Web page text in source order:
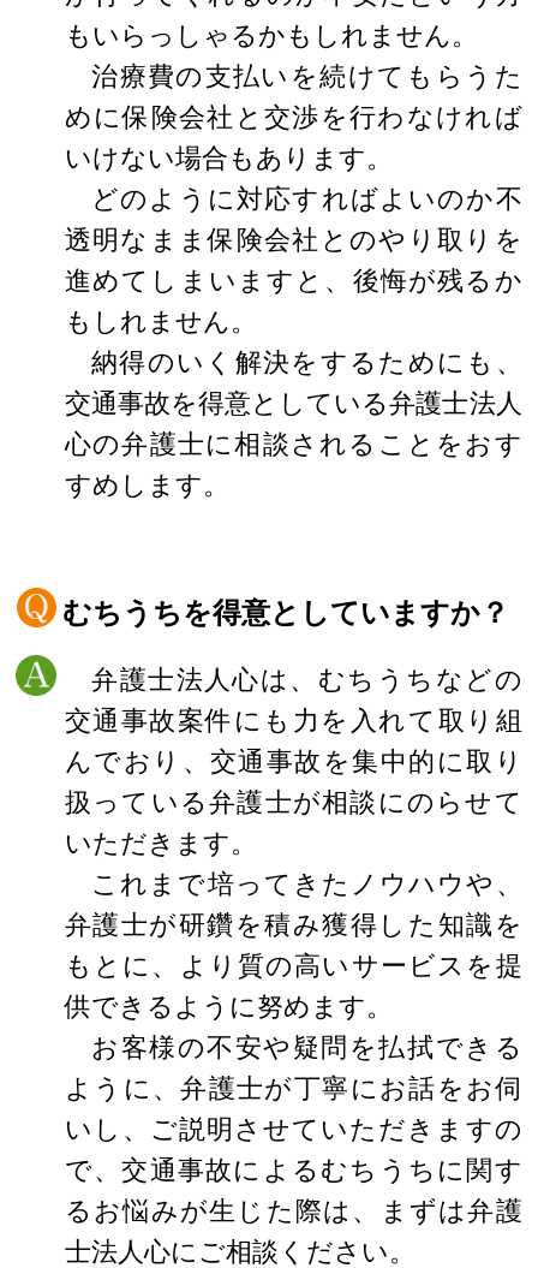
もいらっしゃるかもしれません。
治療費の支払いを続けてもらうた
めに保険会社と交渉を行わなければ
いけない場合もあります。
どのように対応すればよいのか不
透明なまま保険会社とのやり取りを
進めてしまいますと、後悔が残るか
もしれません。
納得のいく解決をするためにも、
交通事故を得意としている弁護士法人
心の弁護士に相談されることをおす
すめします。
むちうちを得意としていますか？
弁護士法人心は、むちうちなどの
交通事故案件にも力を入れて取り組
んでおり、交通事故を集中的に取り
扱っている弁護士が相談にのらせて
いただきます。
これまで培ってきたノウハウや、
弁護士が研鑽を積み獲得した知識を
もとに、より質の高いサービスを提
供できるように努めます。
お客様の不安や疑問を払拭できる
ように、弁護士が丁寧にお話をお伺
いし、ご説明させていただきますの
で、交通事故によるむちうちに関す
るお悩みが生じた際は、まずは弁護
士法人心にご相談ください。